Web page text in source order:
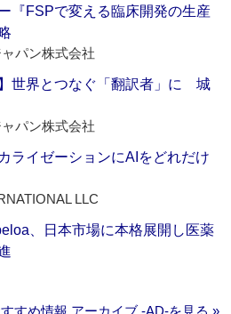
『FSPで変える臨床開発の生産
パン株式会社
】世界とつなぐ「翻訳者」に 城
パン株式会社
ライゼーションにAIをどれだけ
LLC
、日本市場に本格展開し医薬